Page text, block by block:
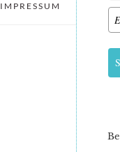
IMPRESSUM
SIDEBAR